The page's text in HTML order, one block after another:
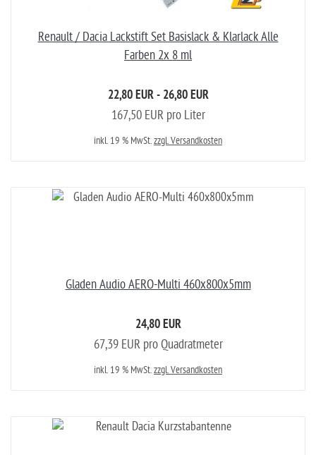
Renault / Dacia Lackstift Set Basislack & Klarlack Alle
Farben 2x 8 ml
22,80 EUR - 26,80 EUR
167,50 EUR pro Liter
inkl. 19 % MwSt.zzgl. Versandkosten
Gladen Audio AERO-Multi 460x800x5mm
24,80 EUR
67,39 EUR pro Quadratmeter
inkl. 19 % MwSt.zzgl. Versandkosten